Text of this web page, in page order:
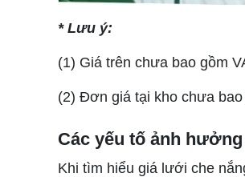
* Lưu ý:
(1) Giá trên chưa bao gồm
(2) Đơn giá tại kho chưa
Các yếu tố ảnh
Khi tìm hiểu giá lưới che